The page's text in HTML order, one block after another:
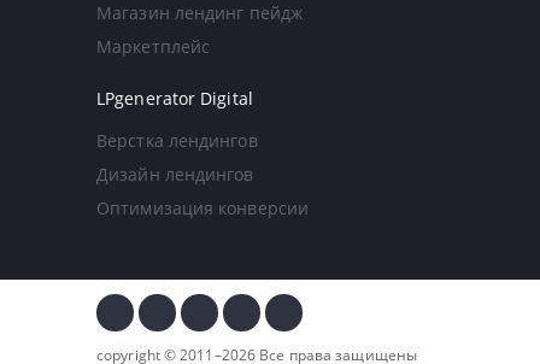
Магазин лендинг пейдж
Маркетплейс
LPgenerator Digital
Верстка лендингов
Дизайн лендингов
Оптимизация конверсии
copyright © 2011–2026 Все права защищены